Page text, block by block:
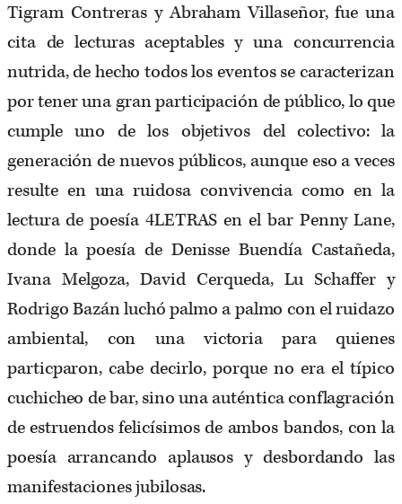
Tigram Contreras y Abraham Villaseñor, fue una
cita de lecturas aceptables y una concurrencia
nutrida, de hecho todos los eventos se caracterizan
por tener una gran participación de público, lo que
cumple uno de los objetivos del colectivo: la
generación de nuevos públicos, aunque eso a veces
resulte en una ruidosa convivencia como en la
lectura de poesía 4LETRAS en el bar Penny Lane,
donde la poesía de Denisse Buendía Castañeda,
Ivana Melgoza, David Cerqueda, Lu Schaffer y
Rodrigo Bazán luchó palmo a palmo con el ruidazo
ambiental, con una victoria para quienes
particparon, cabe decirlo, porque no era el típico
cuchicheo de bar, sino una auténtica conflagración
de estruendos felicísimos de ambos bandos, con la
poesía arrancando aplausos y desbordando las
manifestaciones jubilosas.